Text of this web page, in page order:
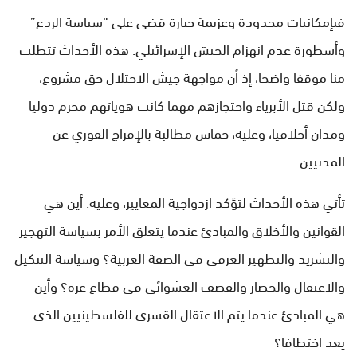
فبإمكانيات محدودة وعزيمة جبارة قضى على “سياسة الردع”
وأسطورة عدم انهزام الجيش الإسرائيلي. هذه الأحداث تتطلب
منا موقفا واضحا، إذ أن مواجهة جيش الاحتلال حق مشروع،
ولكن قتل الأبرياء واحتجازهم مهما كانت هوياتهم محرم دوليا
ومدان أخلاقيا، وعليه، حماس مطالبة بالإفراج الفوري عن
المدنيين.
تأتي هذه الأحداث لتؤكد ازدواجية المعايير، وعليه: أين هي
القوانين والأخلاق والمبادئ عندما يتعلق الأمر بسياسة التهجير
والتشريد والتطهير العرقي في الضفة الغربية؟ وسياسة التنكيل
والاعتقال والحصار والقصف العشوائي في قطاع غزة؟ وأين
هي المبادئ عندما يتم الاعتقال القسري للفلسطينيين الذي
يعد اختطافا؟